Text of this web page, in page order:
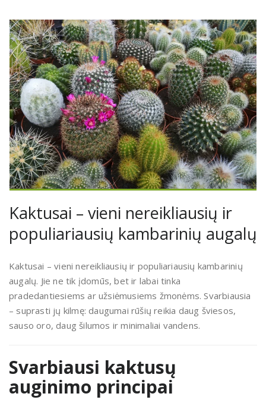
Kaktusai – vieni nereikliausių ir
populiariausių kambarinių augalų
Kaktusai – vieni nereikliausių ir populiariausių kambarinių
augalų. Jie ne tik įdomūs, bet ir labai tinka
pradedantiesiems ar užsiėmusiems žmonėms. Svarbiausia
– suprasti jų kilmę: daugumai rūšių reikia daug šviesos,
sauso oro, daug šilumos ir minimaliai vandens.
Svarbiausi kaktusų
auginimo principai